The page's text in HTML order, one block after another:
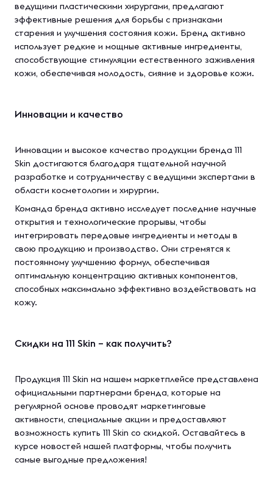
ведущими пластическими хирургами, предлагают
эффективные решения для борьбы с признаками
старения и улучшения состояния кожи. Бренд активно
использует редкие и мощные активные ингредиенты,
способствующие стимуляции естественного заживления
кожи, обеспечивая молодость, сияние и здоровье кожи.
Инновации и качество
Инновации и высокое качество продукции бренда 111
Skin достигаются благодаря тщательной научной
разработке и сотрудничеству с ведущими экспертами в
области косметологии и хирургии.
Команда бренда активно исследует последние научные
открытия и технологические прорывы, чтобы
интегрировать передовые ингредиенты и методы в
свою продукцию и производство. Они стремятся к
постоянному улучшению формул, обеспечивая
оптимальную концентрацию активных компонентов,
способных максимально эффективно воздействовать на
кожу.
Скидки на 111 Skin – как получить?
Продукция 111 Skin на нашем маркетплейсе представлена
официальными партнерами бренда, которые на
регулярной основе проводят маркетинговые
активности, специальные акции и предоставляют
возможность купить 111 Skin со скидкой. Оставайтесь в
курсе новостей нашей платформы, чтобы получить
самые выгодные предложения!